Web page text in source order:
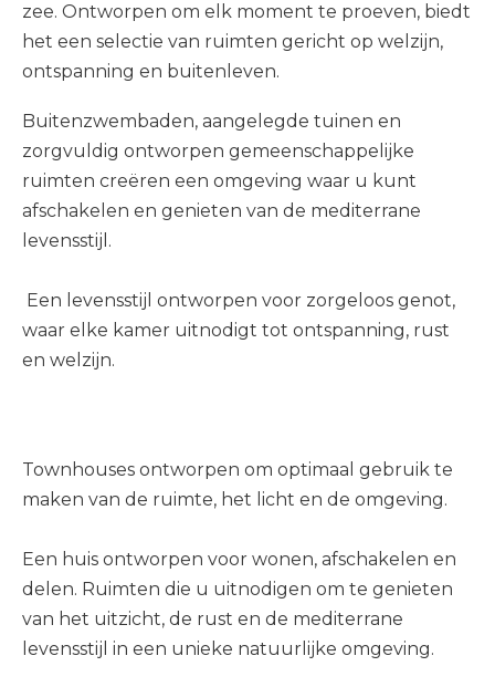
zee. Ontworpen om elk moment te proeven, biedt
het een selectie van ruimten gericht op welzijn,
ontspanning en buitenleven.
Buitenzwembaden, aangelegde tuinen en
zorgvuldig ontworpen gemeenschappelijke
ruimten creëren een omgeving waar u kunt
afschakelen en genieten van de mediterrane
levensstijl.
Een levensstijl ontworpen voor zorgeloos genot,
waar elke kamer uitnodigt tot ontspanning, rust
en welzijn.
Townhouses ontworpen om optimaal gebruik te
maken van de ruimte, het licht en de omgeving.
Een huis ontworpen voor wonen, afschakelen en
delen. Ruimten die u uitnodigen om te genieten
van het uitzicht, de rust en de mediterrane
levensstijl in een unieke natuurlijke omgeving.